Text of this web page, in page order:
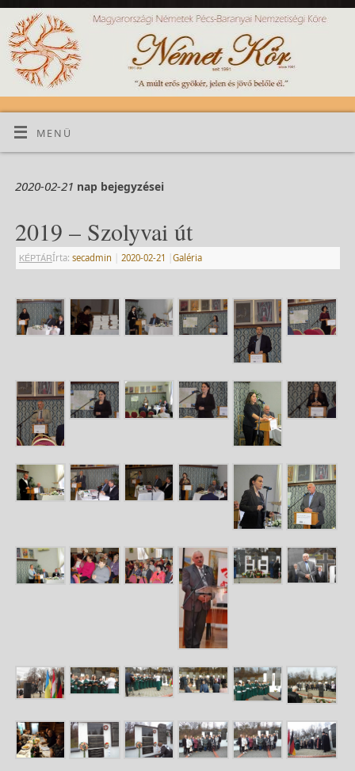
MENÜ
2020-02-21 nap bejegyzései
2019 – Szolyvai út
KÉPTÁRÍrta: secadmin 2020-02-21 Galéria